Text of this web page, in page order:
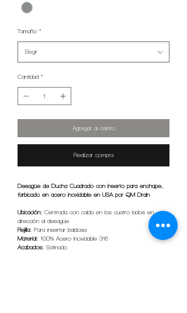
Tamaño *
Elegir
Cantidad *
Agregar al carrito
Realizar compra
Desagüe de Ducha Cuadrado con inserto para enchape,
farbicado en acero inoxidable en USA por QM Drain
Ubicación: Centrada con caída en los cuatro lados en
dirección al desagüe
Rejilla: Para insertar baldosa
Material: 100% Acero Inoxidable 316
Acabados: Satinado